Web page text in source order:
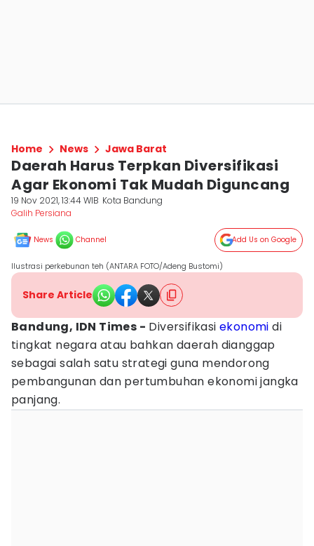
Home News Jawa Barat
Daerah Harus Terpkan Diversifikasi
Agar Ekonomi Tak Mudah Diguncang
19 Nov 2021, 13:44 WIB Kota Bandung
Galih Persiana
News Channel Add Us on Google
Ilustrasi perkebunan teh (ANTARA FOTO/Adeng Bustomi)
Share Article
Bandung, IDN Times - Diversifikasiekonomi di
tingkat negara atau bahkan daerah dianggap
sebagai salah satu strategi guna mendorong
pembangunan dan pertumbuhan ekonomi jangka
panjang.